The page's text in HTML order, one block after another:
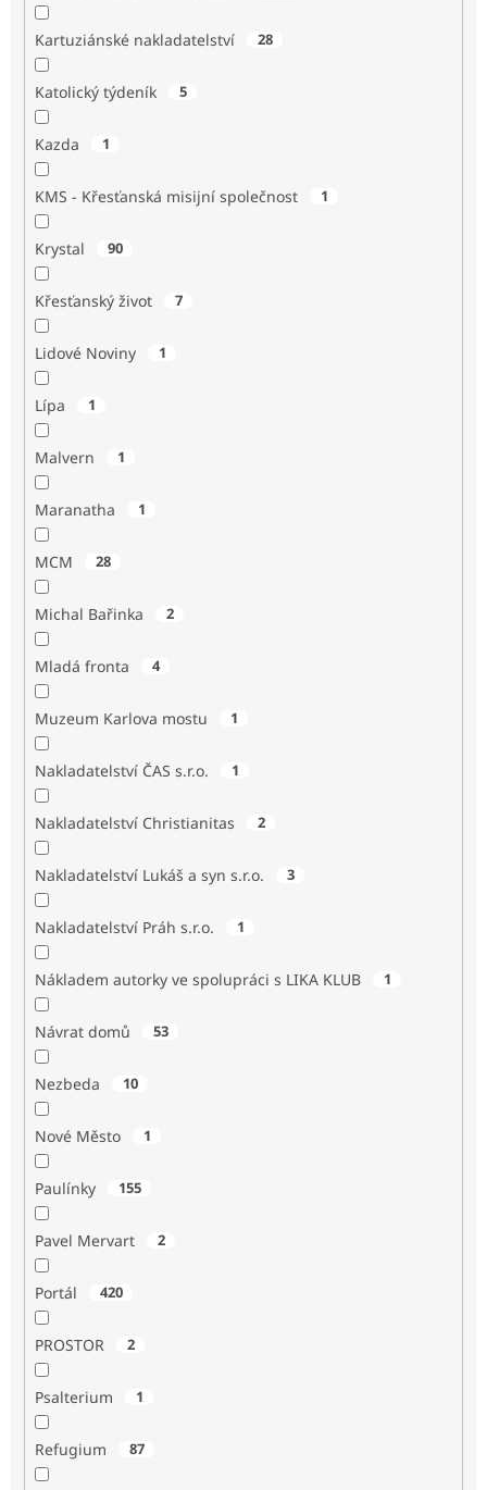
Kartuziánské nakladatelství 28
Katolický týdeník 5
Kazda 1
KMS - Křesťanská misijní společnost 1
Krystal 90
Křesťanský život 7
Lidové Noviny 1
Lípa 1
Malvern 1
Maranatha 1
MCM 28
Michal Bařinka 2
Mladá fronta 4
Muzeum Karlova mostu 1
Nakladatelství ČAS s.r.o. 1
Nakladatelství Christianitas 2
Nakladatelství Lukáš a syn s.r.o. 3
Nakladatelství Práh s.r.o. 1
Nákladem autorky ve spolupráci s LIKA KLUB 1
Návrat domů 53
Nezbeda 10
Nové Město 1
Paulínky 155
Pavel Mervart 2
Portál 420
PROSTOR 2
Psalterium 1
Refugium 87